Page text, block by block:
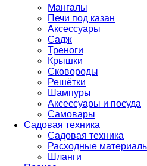
Мангалы
Печи под казан
Аксессуары
Садж
Треноги
Крышки
Сковороды
Решётки
Шампуры
Аксессуары и посуда
Самовары
Садовая техника
Садовая техника
Расходные
Шланги